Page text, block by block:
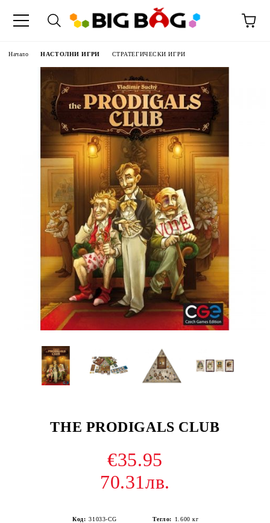
Начало НАСТОЛНИ ИГРИ СТРАТЕГИЧЕСКИ ИГРИ
THE PRODIGALS CLUB
€35.95
70.31лв.
Код: 31033-CG Тегло: 1.600 кг